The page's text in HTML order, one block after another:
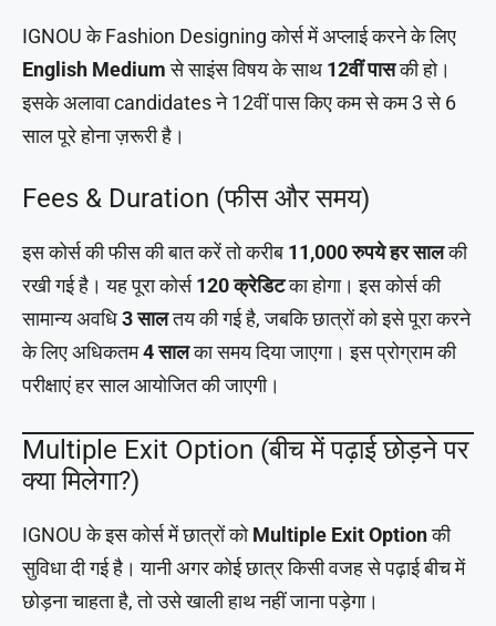
IGNOU के Fashion Designing कोर्स में अप्लाई करने के लिए
English Mediumसे साइंस विषय के साथ 12वीं पासकी हो।
इसके अलावा candidates ने 12वीं पास किए कम से कम 3 से 6
साल पूरे होना ज़रूरी है।
Fees & Duration (फीस और समय)
इस कोर्स की फीस की बात करें तो करीब 11,000 रुपये हर सालकी
रखी गई है। यह पूरा कोर्स120 क्रेडिटका होगा। इस कोर्स की
सामान्य अवधि3 सालतय की गई है, जबकि छात्रों को इसे पूरा करने
के लिए अधिकतम4 सालका समय दिया जाएगा। इस प्रोग्राम की
परीक्षाएं हर साल आयोजित की जाएगी।
Multiple Exit Option (बीच में पढ़ाई छोड़ने पर
क्या मिलेगा?)
IGNOU के इस कोर्स में छात्रों कोMultiple Exit Optionकी
सुविधा दी गई है। यानी अगर कोई छात्र किसी वजह से पढ़ाई बीच में
छोड़ना चाहता है, तो उसे खाली हाथ नहीं जाना पड़ेगा।